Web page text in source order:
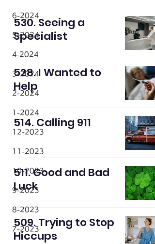
6-2024
5-2024
4‐2024
3-2024
2-2024
1-2024
12-2023
11-2023
10-2023
9-2023
8-2023
7-2023
530. Seeing a
Specialist
528. I Wanted to
Help
514. Calling 911
511. Good and Bad
Luck
509. Trying to Stop
Hiccups